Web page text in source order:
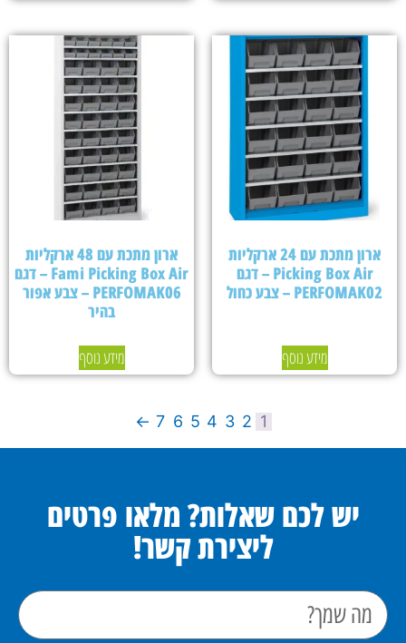
ארון מתכת עם 24 ארקליות
Picking Box Air – דגם
PERFOMAK02 – צבע כחול
מידע נוסף
ארון מתכת עם 48 ארקליות
Fami Picking Box Air – דגם
PERFOMAK06 – צבע אפור
בהיר
מידע נוסף
1
2
3
4
5
6
7
←
יש לכם שאלות? מלאו פרטים
ליצירת קשר!